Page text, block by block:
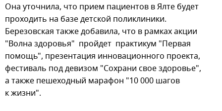
Она уточнила, что прием пациентов в Ялте будет
проходить на базе детской поликлиники.
Березовская также добавила, что в рамках акции
"Волна здоровья" пройдет практикум "Первая
помощь", презентация инновационного проекта,
фестиваль под девизом "Сохрани свое здоровье",
а также пешеходный марафон "10 000 шагов
к жизни".